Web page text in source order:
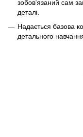
зобов'язаний сам
деталі.
Надається базова
детального